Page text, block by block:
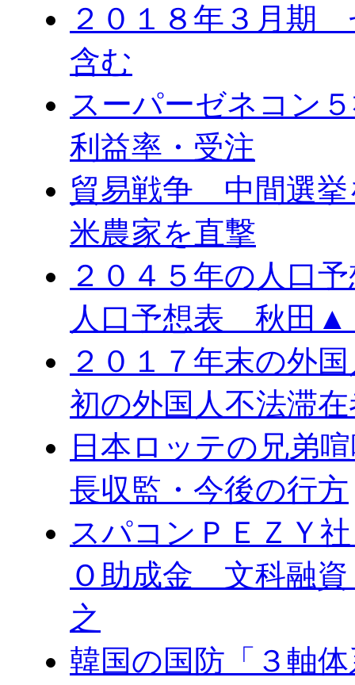
２０１８年３月期
含む
スーパーゼネコン
利益率・受注
貿易戦争 中間選
米農家を直撃
２０４５年の人口
人口予想表 秋田▲
２０１７年末の外
初の外国人不法滞
日本ロッテの兄弟
長収監・今後の行方
スパコンＰＥＺＹ
Ｏ助成金 文科融
之
韓国の国防「３軸